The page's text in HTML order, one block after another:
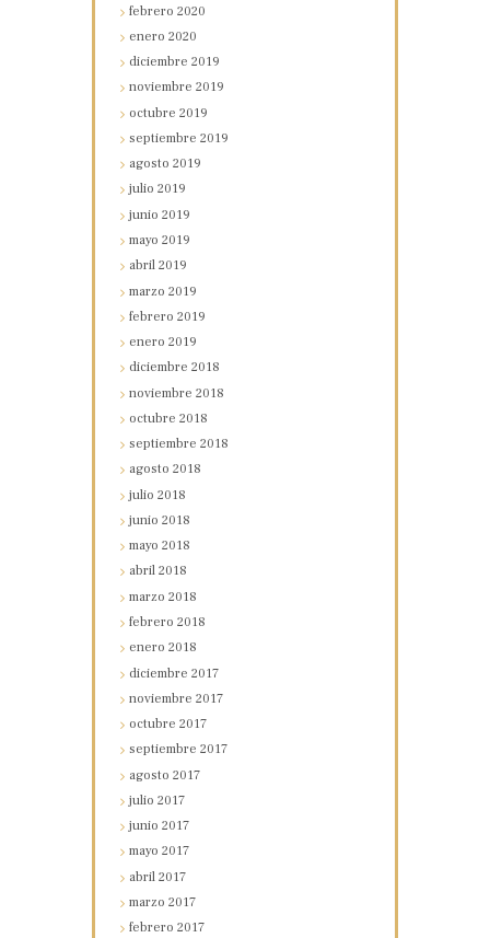
febrero2020
enero2020
diciembre2019
noviembre2019
octubre2019
septiembre2019
agosto2019
julio2019
junio2019
mayo2019
abril2019
marzo2019
febrero2019
enero2019
diciembre2018
noviembre2018
octubre2018
septiembre2018
agosto2018
julio2018
junio2018
mayo2018
abril2018
marzo2018
febrero2018
enero2018
diciembre2017
noviembre2017
octubre2017
septiembre2017
agosto2017
julio2017
junio2017
mayo2017
abril2017
marzo2017
febrero2017